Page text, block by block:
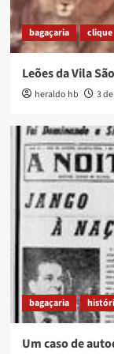
bagaçaria clique
Leões da Vila
heraldo hb 3
bagaçaria
Um caso de